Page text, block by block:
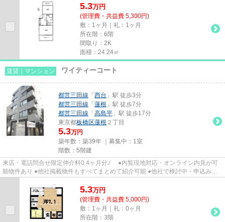
5.3万円
(管理費・共益費 5,300円)
敷：1ヶ月｜礼：1ヶ月
所在階：6階
間取り：2K
面積：24.24㎡
賃貸｜マンション ワイティーコート
都営三田線 「 西台 」駅 徒歩3分
都営三田線 「 蓮根 」駅 徒歩7分
都営三田線 「 高島平 」駅 徒歩17分
東京都板橋区蓮根 ２丁目
5.3万円
築年数：築39年 ｜募集中： 1室
階数：5階建
来店・電話問合せ限定仲介料0.4ヶ月分♪ ●内覧現地対応・オンライン内見が可
能物件あり ●他社掲載物件もすべてまとめて紹介可能 ●他社で検討中・申込み済
5.3万円
(管理費・共益費 5,000円)
敷：1ヶ月｜礼：0ヶ月
所在階：3階